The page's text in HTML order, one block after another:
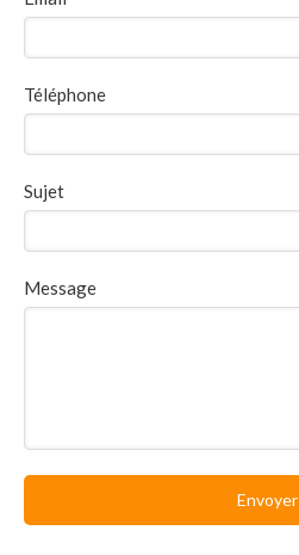
Téléphone
Sujet
Message
Envoyer